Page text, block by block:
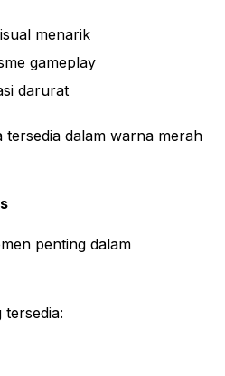
menarik
gameplay
darurat
dalam warna merah
penting dalam